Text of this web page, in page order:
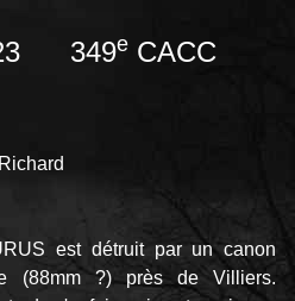
349e CACC
est détruit par un canon
(88mm ?) près de Villiers.